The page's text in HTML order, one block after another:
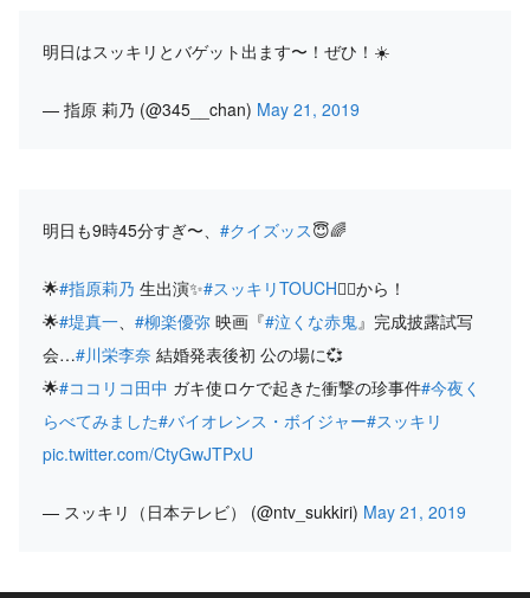
明日はスッキリとバゲット出ます〜！ぜひ！☀️
— 指原 莉乃 (@345__chan) May 21, 2019
明日も9時45分すぎ〜、 #クイズッス😇🌈
🌟#指原莉乃 生出演✨#スッキリTOUCH👆🏻から！
🌟#堤真一、 #柳楽優弥 映画『#泣くな赤鬼』完成披露試写
会…#川栄李奈 結婚発表後初 公の場に💞
🌟#ココリコ田中 ガキ使ロケで起きた衝撃の珍事件#今夜く
らべてみました#バイオレンス・ボイジャー#スッキリ
pic.twitter.com/CtyGwJTPxU
— スッキリ（日本テレビ） (@ntv_sukkiri) May 21, 2019